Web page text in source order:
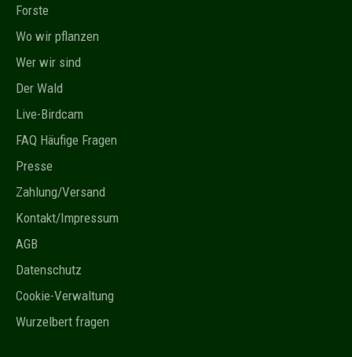
Forste
Wo wir pflanzen
Wer wir sind
Der Wald
Live-Birdcam
FAQ Häufige Fragen
Presse
Zahlung/Versand
Kontakt/Impressum
AGB
Datenschutz
Cookie-Verwaltung
Wurzelbert fragen